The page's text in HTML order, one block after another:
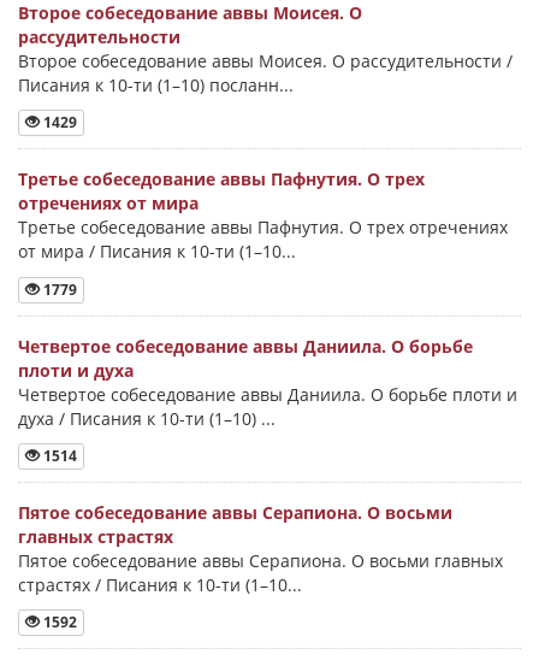
Второе собеседование аввы Моисея. О
рассудительности
Второе собеседование аввы Моисея. О рассудительности /
Писания к 10-ти (1–10) посланн...
1429
Третье собеседование аввы Пафнутия. О трех
отречениях от мира
Третье собеседование аввы Пафнутия. О трех отречениях
от мира / Писания к 10-ти (1–10...
1779
Четвертое собеседование аввы Даниила. О борьбе
плоти и духа
Четвертое собеседование аввы Даниила. О борьбе плоти и
духа / Писания к 10-ти (1–10) ...
1514
Пятое собеседование аввы Серапиона. О восьми
главных страстях
Пятое собеседование аввы Серапиона. О восьми главных
страстях / Писания к 10-ти (1–10...
1592